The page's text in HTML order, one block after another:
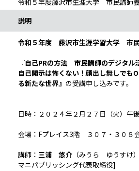
令和５年度藤沢市生涯大学 市民講師
説明
令和５年度 藤沢市生涯学習大学 市
『自己PRの方法 市民講師のデジタル
自己開示は怖くない！顔出し無しでも
る新たな世界』 の受講申し込みです。
日時：２０２４年２月２７日（火）午
会場：Fプレイス3階 ３０７・３０８
講師： 三浦 悠介 （みうら ゆうすけ
マニパブリッシング代表取締役]